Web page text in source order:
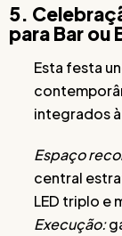
5.
para Bar ou
Esta festa
integrados
Espaço
central
LED triplo e
Execução: